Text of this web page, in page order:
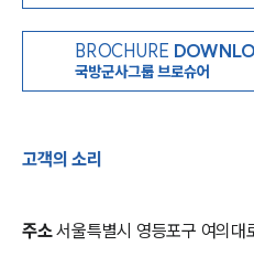
BROCHURE
국방군사그룹 브로슈어
고객의 소리
주소서울특별시 영등포구 여의